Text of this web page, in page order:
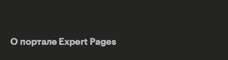
О портале Expert Pages